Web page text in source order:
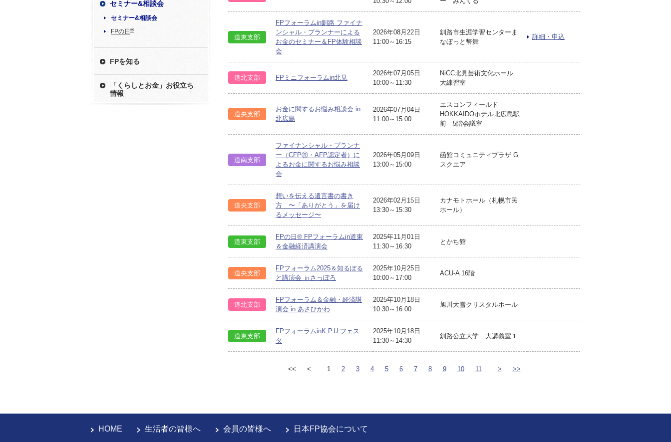
セミナー&相談会
セミナー&相談会
FPの日 ®
FPを知る
「くらしとお金」お役立ち
情報
道東支部
FPフォーラムin釧路 ファイナ
ンシャル・プランナーによる
お金のセミナー＆FP体験相談
会
2026年08月22日
11:00～16:15
釧路市生涯学習センターま
なぼっと幣舞
詳細・申込
道北支部 FPミニフォーラムin北見
2026年07月05日
10:00～11:30
NiCC北見芸術文化ホール
大練習室
道央支部
お金に関するお悩み相談会 in
北広島
2026年07月04日
11:00～15:00
エスコンフィールド
HOKKAIDOホテル北広島駅
前 5階会議室
道南支部
ファイナンシャル・プランナ
ー（CFPⓇ・AFP認定者）に
よるお金に関するお悩み相談
会
2026年05月09日
13:00～15:00
函館コミュニティプラザ G
スクエア
道央支部
想いを伝える遺言書の書き
方 〜「ありがとう」を届け
るメッセージ〜
2026年02月15日
13:30～15:30
カナモトホール（札幌市民
ホール）
道東支部
FPの日® FPフォーラムin道東
＆金融経済講演会
2025年11月01日
11:30～16:30
とかち館
道央支部
FPフォーラム2025＆知るぽる
と講演会 ㏌さっぽろ
2025年10月25日
10:00～17:00
ACU-A 16階
道北支部
FPフォーラム＆金融・経済講
演会 in あさひかわ
2025年10月18日
10:30～16:00
旭川大雪クリスタルホール
道東支部
FPフォーラムinK.P.U.フェス
タ
2025年10月18日
11:30～14:30
釧路公立大学 大講義室１
<< < 1 2 3 4 5 6 7 8 9 10 11 > >>
HOME 生活者の皆様へ 会員の皆様へ 日本FP協会について